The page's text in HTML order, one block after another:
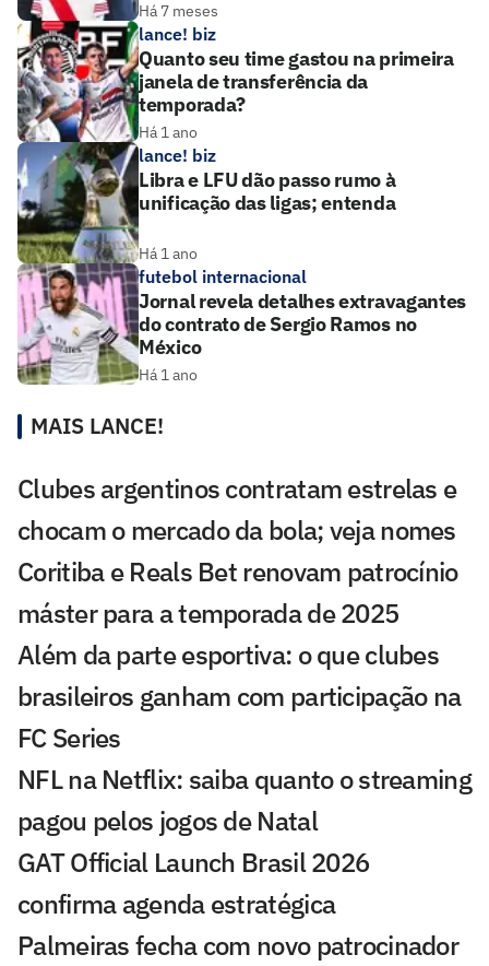
Há 7 meses
lance! biz
Quanto seu time gastou na primeira
janela de transferência da
temporada?
Há 1 ano
lance! biz
Libra e LFU dão passo rumo à
unificação das ligas; entenda
Há 1 ano
futebol internacional
Jornal revela detalhes extravagantes
do contrato de Sergio Ramos no
México
Há 1 ano
MAIS LANCE!
Clubes argentinos contratam estrelas e
chocam o mercado da bola; veja nomes
Coritiba e Reals Bet renovam patrocínio
máster para a temporada de 2025
Além da parte esportiva: o que clubes
brasileiros ganham com participação na
FC Series
NFL na Netflix: saiba quanto o streaming
pagou pelos jogos de Natal
GAT Official Launch Brasil 2026
confirma agenda estratégica
Palmeiras fecha com novo patrocinador